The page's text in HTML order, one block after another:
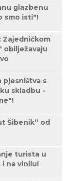
glazbenu
smo isti"!
Zajedničkom
obilježavaju
pjesništva s
skladbu -
Šibenik“ od
turista u
i na vinilu!